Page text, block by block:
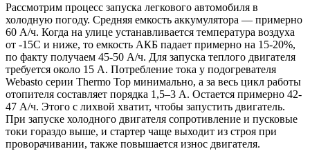
Рассмотрим процесс запуска легкового автомобиля в
холодную погоду. Средняя емкость аккумулятора — примерно
60 А/ч. Когда на улице устанавливается температура воздуха
от -15C и ниже, то емкость АКБ падает примерно на 15-20%,
по факту получаем 45-50 А/ч. Для запуска теплого двигателя
требуется около 15 А. Потребление тока у подогревателя
Webasto серии Thermo Top минимально, а за весь цикл работы
отопителя составляет порядка 1,5–3 А. Остается примерно 42-
47 А/ч. Этого с лихвой хватит, чтобы запустить двигатель.
При запуске холодного двигателя сопротивление и пусковые
токи гораздо выше, и стартер чаще выходит из строя при
проворачивании, также повышается износ двигателя.